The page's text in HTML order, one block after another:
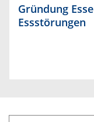
Gründung
Essstörungen